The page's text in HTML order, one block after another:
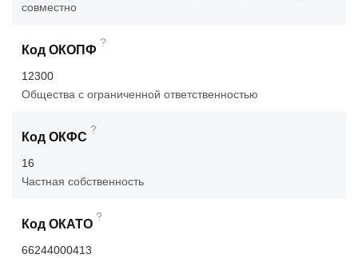
совместно
Код ОКОПФ
?
12300
Общества с ограниченной ответственностью
Код ОКФС
?
16
Частная собственность
Код ОКАТО
?
66244000413